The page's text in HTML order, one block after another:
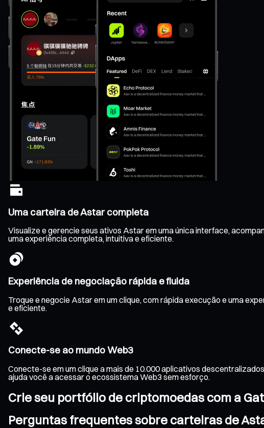
Uma carteira de Astar completa
Visualize e gerencie seus ativos Astar em uma única interface,
uma experiência completa, intuitiva e eficiente.
Experiência de negociação rápida e fluida
Troque e negocie Astar em um clique, com rápida execução e uma
e eficiente.
Conecte-se ao mundo Web3
Conecte-se em um clique a mais de 10.000 aplicativos
ajuda você a acessar o ecossistema Web3 sem esforço.
Crie seu portfólio de criptomoedas com a
Perguntas frequentes sobre carteiras de